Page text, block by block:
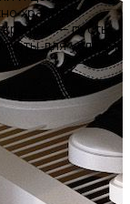
хранится
— пусть
для услады